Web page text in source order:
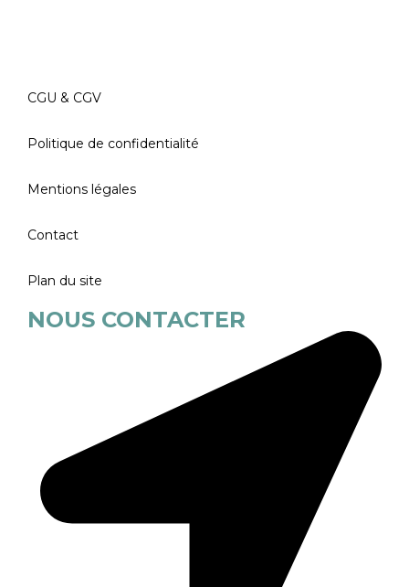
CGU & CGV
Politique de confidentialité
Mentions légales
Contact
Plan du site
NOUS CONTACTER